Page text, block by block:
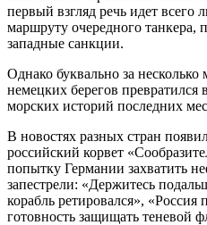
первый взгляд речь идет всего
маршруту очередного танкера,
западные санкции.
Однако буквально за
немецких берегов
морских историй последних
В новостях разных стран
российский корвет
попытку Германии захватить
запестрели: «Держитесь
корабль ретировался», «Россия
готовность защищать теневой